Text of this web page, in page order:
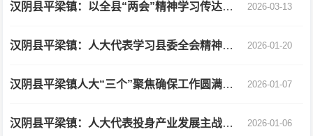
汉阴县平梁镇：以全县“两会”精神学习传达 助推发展任务落地 2026-03-13
汉阴县平梁镇：人大代表学习县委全会精神干劲足 2026-01-20
汉阴县平梁镇人大“三个”聚焦确保工作圆满收官 2026-01-07
汉阴县平梁镇：人大代表投身产业发展主战场显作为 2026-01-06